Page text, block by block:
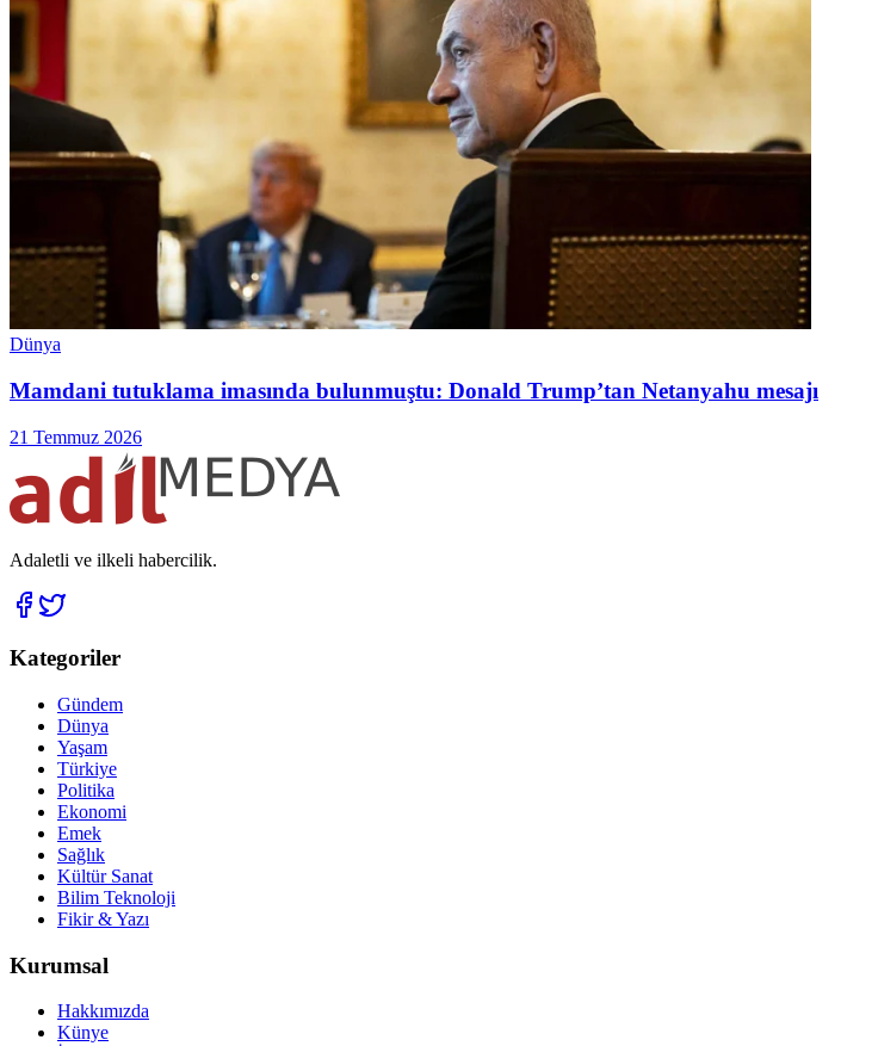
Dünya
Mamdani tutuklama imasında bulunmuştu: Donald Trump’tan Netanyahu mesajı
21 Temmuz 2026
Adaletli ve ilkeli habercilik.
Kategoriler
Gündem
Dünya
Yaşam
Türkiye
Politika
Ekonomi
Emek
Sağlık
Kültür Sanat
Bilim Teknoloji
Fikir & Yazı
Kurumsal
Hakkımızda
Künye